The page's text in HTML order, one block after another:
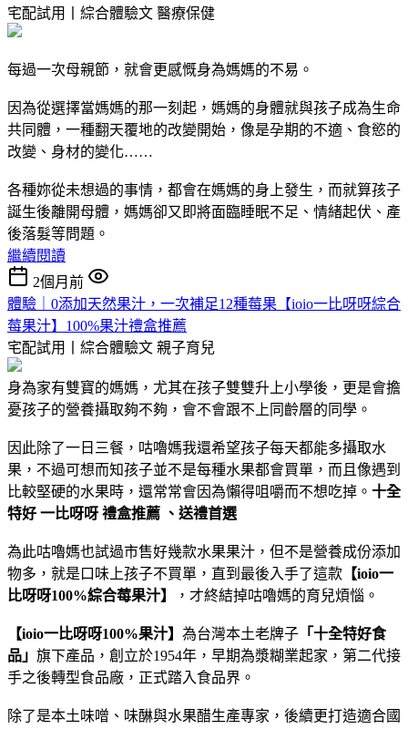
宅配試用丨綜合體驗文 醫療保健
每過一次母親節，就會更感慨身為媽媽的不易。
因為從選擇當媽媽的那一刻起，媽媽的身體就與孩子成為生命
共同體，一種翻天覆地的改變開始，像是孕期的不適、食慾的
改變、身材的變化……
各種妳從未想過的事情，都會在媽媽的身上發生，而就算孩子
誕生後離開母體，媽媽卻又即將面臨睡眠不足、情緒起伏、產
後落髮等問題。
繼續閱讀
2個月前
體驗｜0添加天然果汁，一次補足12種莓果【ioio一比呀呀綜合
莓果汁】100%果汁禮盒推薦
宅配試用丨綜合體驗文 親子育兒
身為家有雙寶的媽媽，尤其在孩子雙雙升上小學後，更是會擔
憂孩子的營養攝取夠不夠，會不會跟不上同齡層的同學。
因此除了一日三餐，咕嚕媽我還希望孩子每天都能多攝取水
果，不過可想而知孩子並不是每種水果都會買單，而且像遇到
比較堅硬的水果時，還常常會因為懶得咀嚼而不想吃掉。 十全
特好 一比呀呀 禮盒推薦 、送禮首選
為此咕嚕媽也試過市售好幾款水果果汁，但不是營養成份添加
物多，就是口味上孩子不買單，直到最後入手了這款 【ioio一
比呀呀100%綜合莓果汁】
，才終結掉咕嚕媽的育兒煩惱。
【ioio一比呀呀100%果汁】 為台灣本土老牌子 「十全特好食
品」 旗下產品，創立於1954年，早期為漿糊業起家，第二代接
手之後轉型食品廠，正式踏入食品界。
除了是本土味噌、味醂與水果醋生產專家，後續更打造適合國